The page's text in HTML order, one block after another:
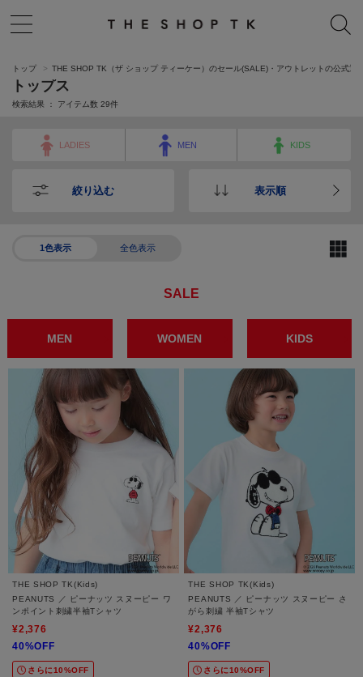
トップ THE SHOP TK（ザ ショップ ティーケー）のセール(SALE)・アウトレットの公式通
トップス
検索結果 ： アイテム数 29件
LADIES MEN KIDS
絞り込む 表示順
1色表示 全色表示
SALE
MEN WOMEN KIDS
THE SHOP TK(Kids)
PEANUTS ／ ピーナッツ スヌーピー ワ
ンポイント刺繍半袖Tシャツ
¥2,376
40%OFF
さらに10%OFF
THE SHOP TK(Kids)
PEANUTS ／ ピーナッツ スヌーピー さ
がら刺繍 半袖Tシャツ
¥2,376
40%OFF
さらに10%OFF